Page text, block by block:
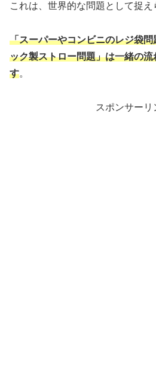
これは、世界的な問題として捉え
「スーパーやコンビニのレジ袋
ック製ストロー問題」は一緒の
す。
スポンサーリ